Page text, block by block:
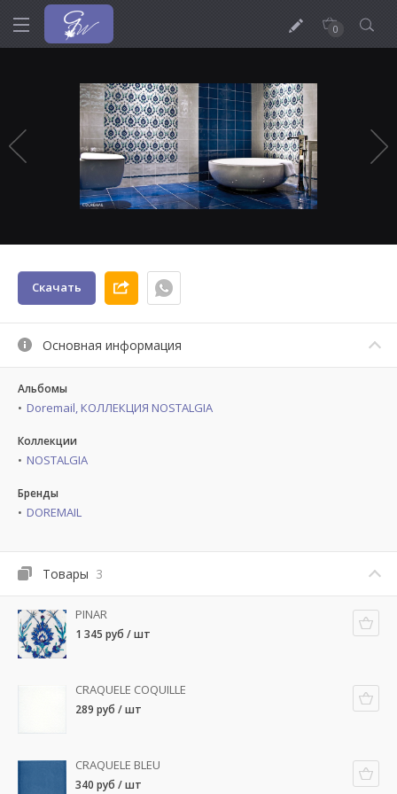
0
Скачать
Основная информация
Альбомы
Doremail, КОЛЛЕКЦИЯ NOSTALGIA
Коллекции
NOSTALGIA
Бренды
DOREMAIL
Товары 3
PINAR
1 345 руб / шт
CRAQUELE COQUILLE
289 руб / шт
CRAQUELE BLEU
340 руб / шт